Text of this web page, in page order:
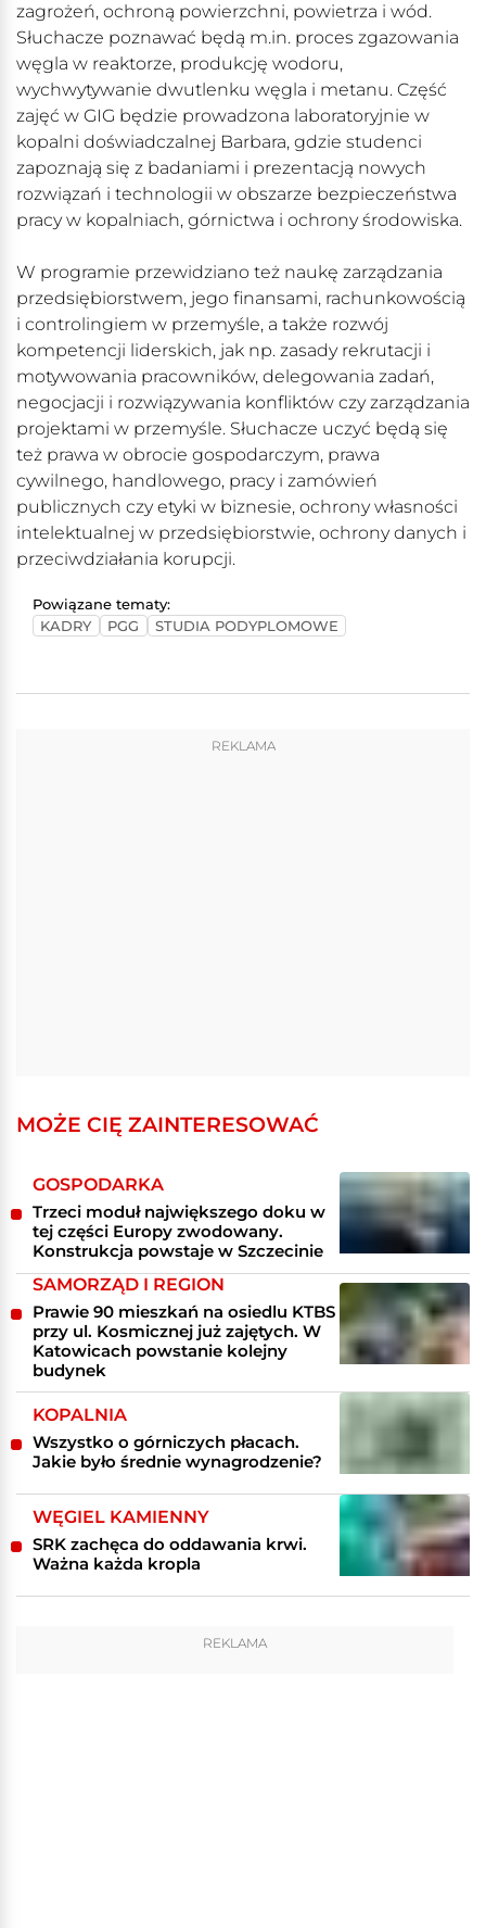
zagrożeń, ochroną powierzchni, powietrza i wód.
Słuchacze poznawać będą m.in. proces zgazowania
węgla w reaktorze, produkcję wodoru,
wychwytywanie dwutlenku węgla i metanu. Część
zajęć w GIG będzie prowadzona laboratoryjnie w
kopalni doświadczalnej Barbara, gdzie studenci
zapoznają się z badaniami i prezentacją nowych
rozwiązań i technologii w obszarze bezpieczeństwa
pracy w kopalniach, górnictwa i ochrony środowiska.
W programie przewidziano też naukę zarządzania
przedsiębiorstwem, jego finansami, rachunkowością
i controlingiem w przemyśle, a także rozwój
kompetencji liderskich, jak np. zasady rekrutacji i
motywowania pracowników, delegowania zadań,
negocjacji i rozwiązywania konfliktów czy zarządzania
projektami w przemyśle. Słuchacze uczyć będą się
też prawa w obrocie gospodarczym, prawa
cywilnego, handlowego, pracy i zamówień
publicznych czy etyki w biznesie, ochrony własności
intelektualnej w przedsiębiorstwie, ochrony danych i
przeciwdziałania korupcji.
Powiązane tematy:
KADRY
PGG STUDIA PODYPLOMOWE
REKLAMA
MOŻE CIĘ ZAINTERESOWAĆ
GOSPODARKA
Trzeci moduł największego doku w
tej części Europy zwodowany.
Konstrukcja powstaje w Szczecinie
SAMORZĄD I REGION
Prawie 90 mieszkań na osiedlu KTBS
przy ul. Kosmicznej już zajętych. W
Katowicach powstanie kolejny
budynek
KOPALNIA
Wszystko o górniczych płacach.
Jakie było średnie wynagrodzenie?
WĘGIEL KAMIENNY
SRK zachęca do oddawania krwi.
Ważna każda kropla
REKLAMA